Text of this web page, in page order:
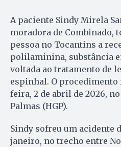
A paciente Sindy Mirela
moradora de Combinado,
pessoa no Tocantins a
polilaminina, substância
voltada ao tratamento de
espinhal. O
feira, 2 de abril de 2026,
Palmas (HGP).
Sindy sofreu um acidente
janeiro, no trecho entre